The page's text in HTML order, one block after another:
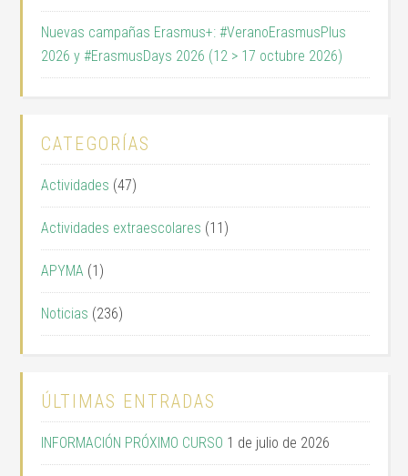
Nuevas campañas Erasmus+: #VeranoErasmusPlus
2026 y #ErasmusDays 2026 (12 > 17 octubre 2026)
CATEGORÍAS
Actividades (47)
Actividades extraescolares (11)
APYMA (1)
Noticias (236)
ÚLTIMAS ENTRADAS
INFORMACIÓN PRÓXIMO CURSO 1 de julio de 2026